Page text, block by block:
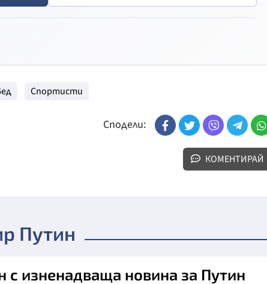
Спортисти
Сподели:
КОМЕНТИРАЙ
Путин
с изненадваща новина за Путин